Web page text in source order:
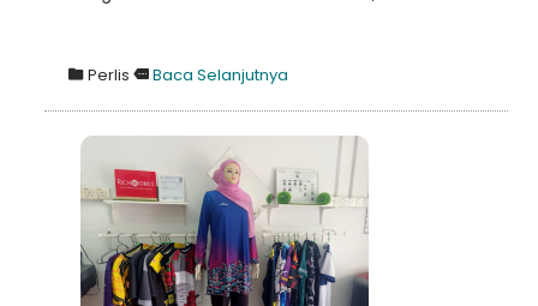
Perlis Baca Selanjutnya